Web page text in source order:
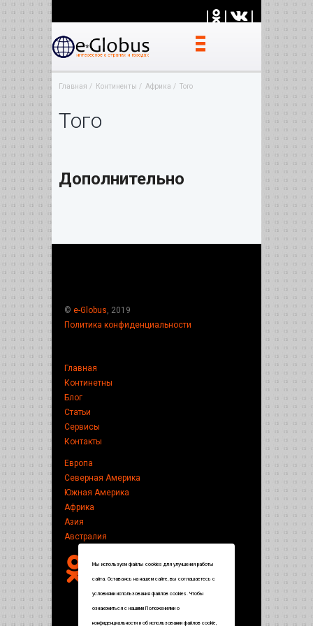
| | |
Главная Континенты Африка Того
Того
Дополнительно
© e-Globus , 2019
Политика конфиденциальности
Главная
Континетны
Блог
Статьи
Сервисы
Контакты
Европа
Северная Америка
Южная Америка
Африка
Азия
Австралия
Мы используем файлы cookies для улучшения работы
сайта. Оставаясь на нашем сайте, вы соглашаетесь с
условиями использования файлов cookies. Чтобы
ознакомиться с нашими Положениями о
конфиденциальности и об использовании файлов cookie,